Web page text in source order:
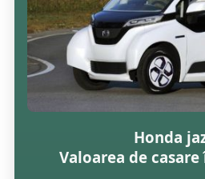
Honda
Valoarea de